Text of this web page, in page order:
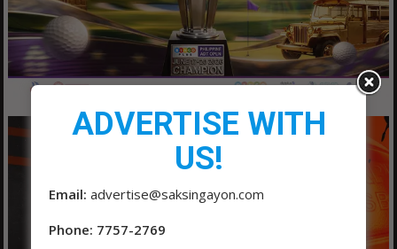
ADVERTISE WITH
US!
Email: advertise@saksingayon.com
Phone: 7757-2769